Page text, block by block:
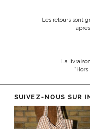
Les retours sont
La
SUIVEZ-NOUS SUR